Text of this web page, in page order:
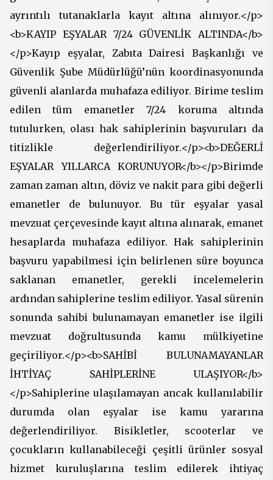
ayrıntılı tutanaklarla kayıt altına alınıyor.</p>
<b>KAYIP EŞYALAR 7/24 GÜVENLİK ALTINDA</b>
</p>Kayıp eşyalar, Zabıta Dairesi Başkanlığı ve
Güvenlik Şube Müdürlüğü’nün koordinasyonunda
güvenli alanlarda muhafaza ediliyor. Birime teslim
edilen tüm emanetler 7/24 koruma altında
tutulurken, olası hak sahiplerinin başvuruları da
titizlikle değerlendiriliyor.</p><b>DEĞERLİ
EŞYALAR YILLARCA KORUNUYOR</b></p>Birimde
zaman zaman altın, döviz ve nakit para gibi değerli
emanetler de bulunuyor. Bu tür eşyalar yasal
mevzuat çerçevesinde kayıt altına alınarak, emanet
hesaplarda muhafaza ediliyor. Hak sahiplerinin
başvuru yapabilmesi için belirlenen süre boyunca
saklanan emanetler, gerekli incelemelerin
ardından sahiplerine teslim ediliyor. Yasal sürenin
sonunda sahibi bulunamayan emanetler ise ilgili
mevzuat doğrultusunda kamu mülkiyetine
geçiriliyor.</p><b>SAHİBİ BULUNAMAYANLAR
İHTİYAÇ SAHİPLERİNE ULAŞIYOR</b>
</p>Sahiplerine ulaşılamayan ancak kullanılabilir
durumda olan eşyalar ise kamu yararına
değerlendiriliyor. Bisikletler, scooterlar ve
çocukların kullanabileceği çeşitli ürünler sosyal
hizmet kuruluşlarına teslim edilerek ihtiyaç